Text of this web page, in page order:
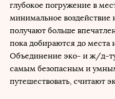
глубокое погружение в
минимальное
получают больше
пока добираются до места
Объединение эко- и ж/д-
самым безопасным и
путешествовать, считают